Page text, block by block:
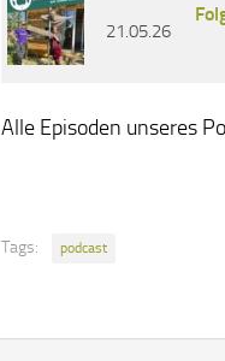
21.05.26
Alle Episoden unseres
Tags: podcast